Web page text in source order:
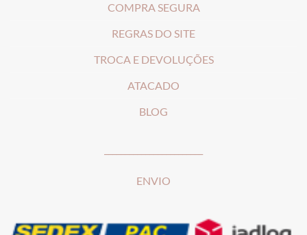
COMPRA SEGURA
REGRAS DO SITE
TROCA E DEVOLUÇÕES
ATACADO
BLOG
ENVIO